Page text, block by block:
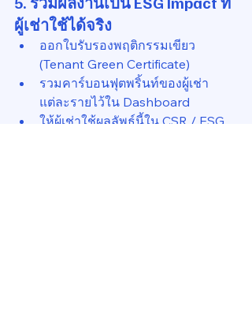
ผู้เช่าใช้ได้จริง
ออกใบรับรองพฤติกรรมเขียว
(Tenant Green Certificate)
รวมคาร์บอนฟุตพริ้นท์ของผู้เช่า
แต่ละรายไว้ใน Dashboard
ให้ผู้เช่าใช้ผลลัพธ์นี้ใน CSR / ESG